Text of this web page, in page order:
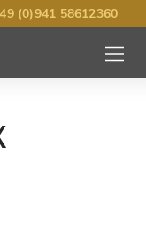
(0)941 58612360
MENÜ